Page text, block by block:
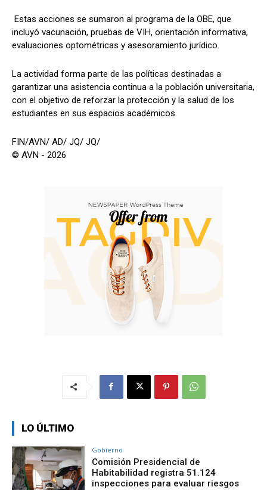
Estas acciones se sumaron al programa de la OBE, que
incluyó vacunación, pruebas de VIH, orientación informativa,
evaluaciones optométricas y asesoramiento jurídico.
La actividad forma parte de las políticas destinadas a
garantizar una asistencia continua a la población universitaria,
con el objetivo de reforzar la protección y la salud de los
estudiantes en sus espacios académicos.
FIN/AVN/ AD/ JQ/ JQ/
© AVN - 2026
LO ÚLTIMO
Gobierno
Comisión Presidencial de
Habitabilidad registra 51.124
inspecciones para evaluar riesgos